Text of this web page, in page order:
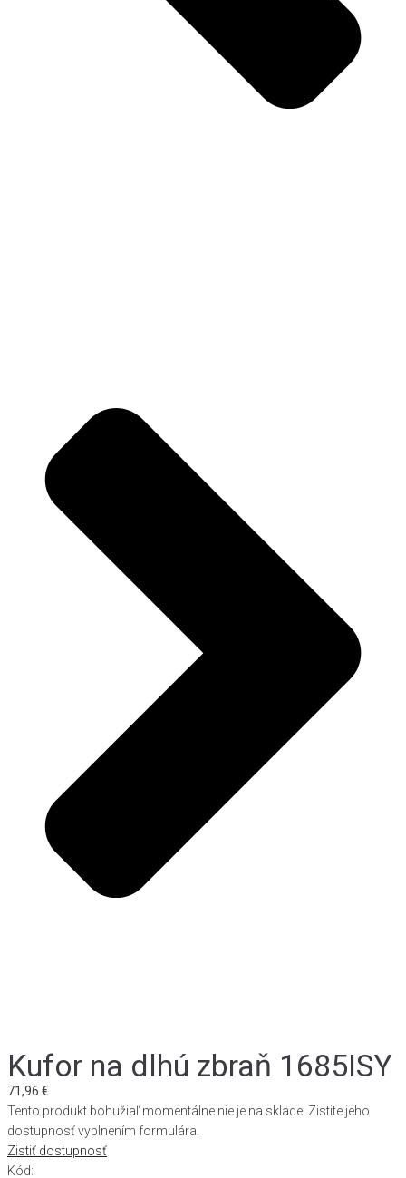
Kufor na dlhú zbraň 1685ISY
71,96 €
Tento produkt bohužiaľ momentálne nie je na sklade. Zistite jeho
dostupnosť vyplnením formulára.
Zistiť dostupnosť
Kód: